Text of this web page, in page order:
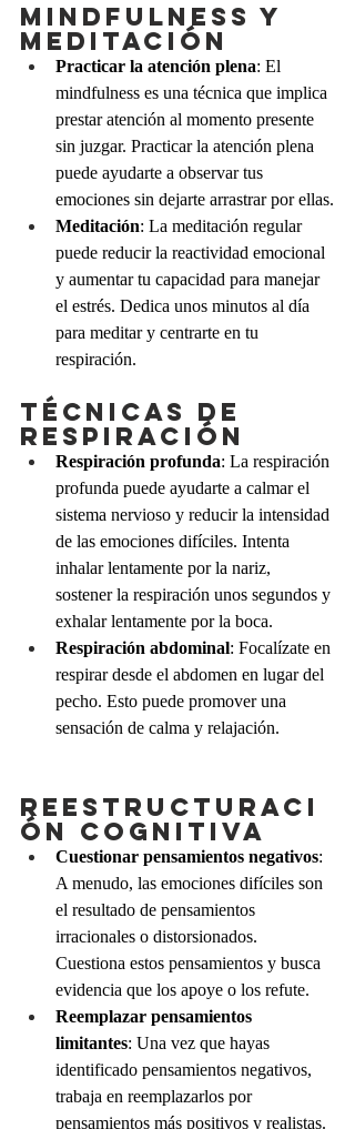
Mindfulness y
meditación
Practicar la atención plena: El
mindfulness es una técnica que implica
prestar atención al momento presente
sin juzgar. Practicar la atención plena
puede ayudarte a observar tus
emociones sin dejarte arrastrar por ellas.
Meditación: La meditación regular
puede reducir la reactividad emocional
y aumentar tu capacidad para manejar
el estrés. Dedica unos minutos al día
para meditar y centrarte en tu
respiración.
Técnicas de
respiración
Respiración profunda: La respiración
profunda puede ayudarte a calmar el
sistema nervioso y reducir la intensidad
de las emociones difíciles. Intenta
inhalar lentamente por la nariz,
sostener la respiración unos segundos y
exhalar lentamente por la boca.
Respiración abdominal: Focalízate en
respirar desde el abdomen en lugar del
pecho. Esto puede promover una
sensación de calma y relajación.
Reestructuraci
ón cognitiva
Cuestionar pensamientos negativos:
A menudo, las emociones difíciles son
el resultado de pensamientos
irracionales o distorsionados.
Cuestiona estos pensamientos y busca
evidencia que los apoye o los refute.
Reemplazar pensamientos
limitantes: Una vez que hayas
identificado pensamientos negativos,
trabaja en reemplazarlos por
pensamientos más positivos y realistas.